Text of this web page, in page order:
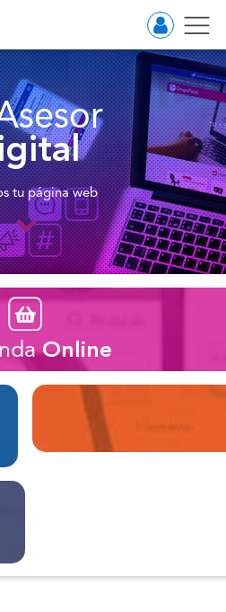
tu página web
Online